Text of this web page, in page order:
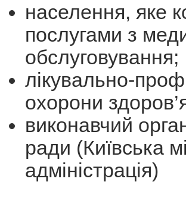
населення, яке
послугами з
обслуговування;
лікувально-
охорони
виконавчий
ради (Київська
адміністрація)